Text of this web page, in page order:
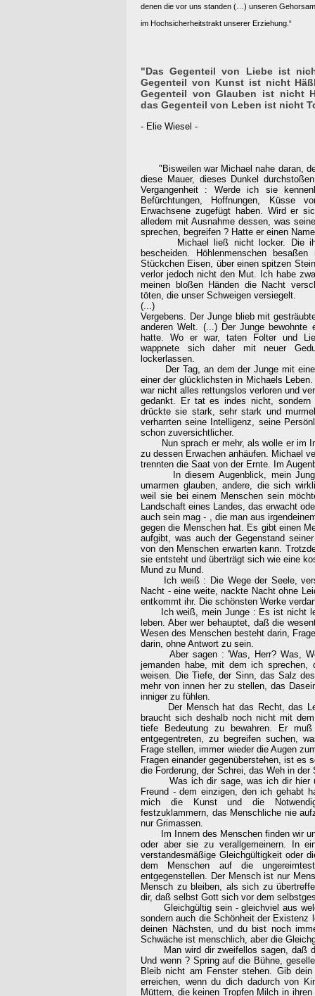
denen die vor uns standen (…) unseren
im Hochsicherheitstrakt unserer Erziehung.“
"Das Gegenteil von Liebe ist
Gegenteil von Kunst ist nicht
Gegenteil von Glauben ist nicht
das Gegenteil von Leben ist nicht
- Elie Wiesel -
"Bisweilen war Michael nahe daran,
diese Mauer, dieses Dunkel
Vergangenheit : Werde ich sie
Befürchtungen, Hoffnungen, Küsse
Erwachsene zugefügt haben. Wird er
alledem mit Ausnahme dessen, was
sprechen, begreifen ? Hatte er einen
Michael ließ nicht locker. Die ihm
bescheiden. Höhlenmenschen
Stückchen Eisen, über einen spitzen
verlor jedoch nicht den Mut. Ich habe
meinen bloßen Händen die Nacht
töten, die unser Schweigen versiegelt.
(...)
Vergebens. Der Junge blieb mit
anderen Welt. (...) Der Junge
hatte. Wo er war, taten Folter und
wappnete sich daher mit neuer
lockerlassen.
Der Tag, an dem der Junge mit
einer der glücklichsten in Michaels
war nicht alles rettungslos verloren und
gedankt. Er tat es indes nicht,
drückte sie stark, sehr stark und
verharrten seine Intelligenz, seine
schon zuversichtlicher.
Nun sprach er mehr, als wolle er im
zu dessen Erwachen anhäufen. Michael
trennten die Saat von der Ernte. Im
In diesem Augenblick, mein
umarmen glauben, andere, die sich
weil sie bei einem Menschen sein
Landschaft eines Landes, das erwacht
auch sein mag - , die man aus
gegen die Menschen hat. Es gibt einen
aufgibt, was auch der Gegenstand
von den Menschen erwarten kann.
sie entsteht und überträgt sich wie eine
Mund zu Mund.
Ich weiß : Die Wege der Seele,
Nacht - eine weite, nackte Nacht ohne
entkommt ihr. Die schönsten Werke
Ich weiß, mein Junge : Es ist nicht
leben. Aber wer behauptet, daß die
Wesen des Menschen besteht darin,
darin, ohne Antwort zu sein.
Aber sagen : 'Was, Herr? Was,
jemanden habe, mit dem ich
weisen. Die Tiefe, der Sinn, das Salz
mehr von innen her zu stellen, das
inniger zu fühlen.
Der Mensch hat das Recht, das
braucht sich deshalb noch nicht mit
tiefe Bedeutung zu bewahren. Er
entgegentreten, zu begreifen suchen,
Frage stellen, immer wieder die Augen
Fragen einander gegenüberstehen, ist
die Forderung, der Schrei, das Weh in
Was ich dir sage, was ich dir hier
Freund - dem einzigen, den ich gehabt
mich die Kunst und die
festzuklammern, das Menschliche nie
nur Grimassen.
Im Innern des Menschen finden wir
oder aber sie zu verallgemeinern. In
verstandesmäßige Gleichgültigkeit oder
dem Menschen auf die
entgegenstellen. Der Mensch ist nur
Mensch zu bleiben, als sich zu
dir, daß selbst Gott sich vor dem
Gleichgültig sein - gleichviel aus
sondern auch die Schönheit der Existenz
deinen Nächsten, und du bist noch
Schwäche ist menschlich, aber die
Man wird dir zweifellos sagen, daß
Und wenn ? Spring auf die Bühne,
Bleib nicht am Fenster stehen. Gib
erreichen, wenn du dich dadurch von
Müttern, die keinen Tropfen Milch in